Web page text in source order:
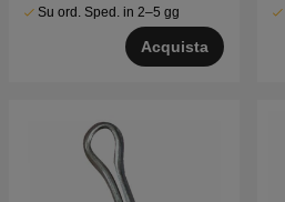
Su ord. Sped. in 2–5 gg
Acquista